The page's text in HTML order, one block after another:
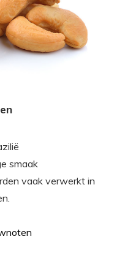
smaak
vaak verwerkt in